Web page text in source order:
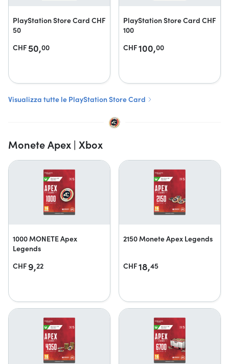
PlayStation Store Card CHF
50
CHF 50,00
PlayStation Store Card CHF
100
CHF100,00
Visualizza tutte le PlayStation Store Card
Monete Apex | Xbox
1000 MONETE Apex
Legends
CHF 9,22
2150 Monete Apex Legends
CHF18,45